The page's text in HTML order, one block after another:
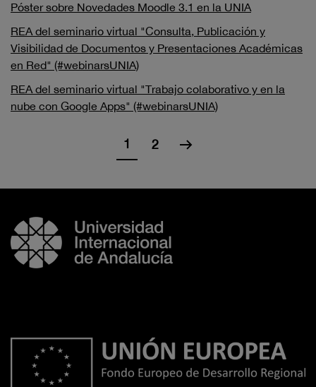
Póster sobre Novedades Moodle 3.1 en la UNIA
REA del seminario virtual "Consulta, Publicación y
Visibilidad de Documentos y Presentaciones Académicas
en Red" (#webinarsUNIA)
REA del seminario virtual "Trabajo colaborativo y en la
nube con Google Apps" (#webinarsUNIA)
1 2